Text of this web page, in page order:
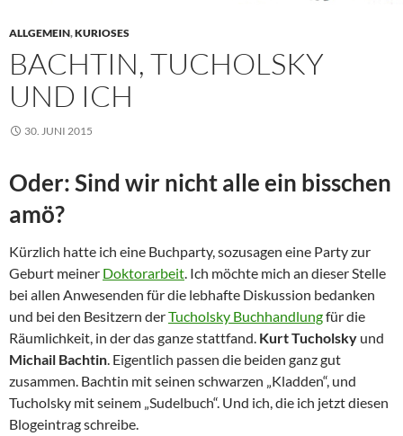
ALLGEMEIN,KURIOSES
BACHTIN, TUCHOLSKY
UND ICH
30. JUNI 2015
Oder: Sind wir nicht alle ein bisschen
amö?
Kürzlich hatte ich eine Buchparty, sozusagen eine Party zur
Geburt meiner Doktorarbeit. Ich möchte mich an dieser Stelle
bei allen Anwesenden für die lebhafte Diskussion bedanken
und bei den Besitzern derTucholsky Buchhandlungfür die
Räumlichkeit, in der das ganze stattfand. Kurt Tucholsky und
Michail Bachtin. Eigentlich passen die beiden ganz gut
zusammen. Bachtin mit seinen schwarzen „Kladden“, und
Tucholsky mit seinem „Sudelbuch“. Und ich, die ich jetzt diesen
Blogeintrag schreibe.